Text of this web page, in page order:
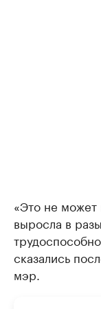
«Это не может
выросла в
сказались
мэр.